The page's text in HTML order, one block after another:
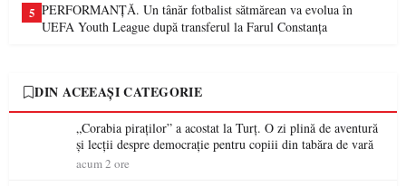
5 PERFORMANȚĂ. Un tânăr fotbalist sătmărean va evolua în
UEFA Youth League după transferul la Farul Constanța
DIN ACEEAȘI CATEGORIE
„Corabia piraților” a acostat la Turț. O zi plină de aventură
și lecții despre democrație pentru copiii din tabăra de vară
acum 2 ore